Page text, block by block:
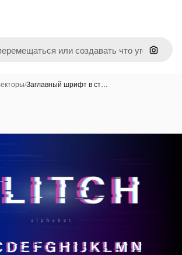
Поиск
/Заглавный шрифт в ст…